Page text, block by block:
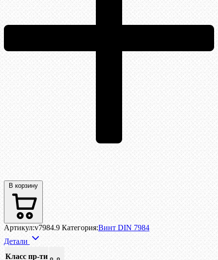
В корзину
Артикул:v7984.9 Категория:Винт DIN 7984
Детали
Класс пр-ти